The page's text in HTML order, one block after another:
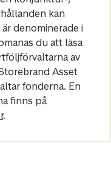
kan
denominerade i
du att läsa
av
Asset
fonderna. En
finns på
.